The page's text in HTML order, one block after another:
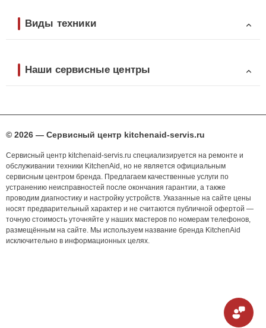
Виды техники
Наши сервисные центры
© 2026 — Сервисный центр kitchenaid-servis.ru
Сервисный центр kitchenaid-servis.ru специализируется на ремонте и
обслуживании техники KitchenAid, но не является официальным
сервисным центром бренда. Предлагаем качественные услуги по
устранению неисправностей после окончания гарантии, а также
проводим диагностику и настройку устройств. Указанные на сайте цены
носят предварительный характер и не считаются публичной офертой —
точную стоимость уточняйте у наших мастеров по номерам телефонов,
размещённым на сайте. Мы используем название бренда KitchenAid
исключительно в информационных целях.